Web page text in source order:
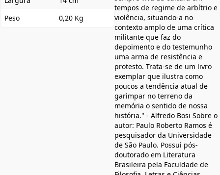
Peso
0,20 Kg
tempos de regime de arbítrio e
violência, situando-a no
contexto amplo de uma crítica
militante que faz do
depoimento e do testemunho
uma arma de resistência e
protesto. Trata-se de um livro
exemplar que ilustra como
poucos a tendência atual de
garimpar no terreno da
memória o sentido de nossa
história." - Alfredo Bosi Sobre o
autor: Paulo Roberto Ramos é
pesquisador da Universidade
de São Paulo. Possui pós-
doutorado em Literatura
Brasileira pela Faculdade de